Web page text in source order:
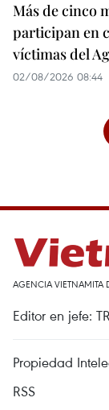
Más de cinco
participan en
víctimas del
02/08/2026 08:44
AGENCIA VIETNAMITA
Editor en jefe:
Propiedad
RSS